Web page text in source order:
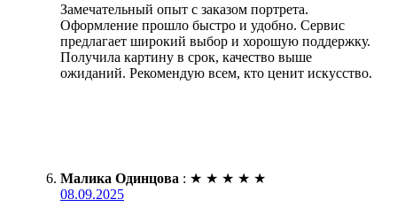
Замечательный опыт с заказом портрета.
Оформление прошло быстро и удобно. Сервис
предлагает широкий выбор и хорошую поддержку.
Получила картину в срок, качество выше
ожиданий. Рекомендую всем, кто ценит искусство.
Малика Одинцова : ★ ★ ★ ★ ★
08.09.2025